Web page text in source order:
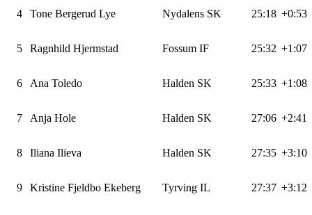
4 Tone Bergerud Lye Nydalens SK 25:18 +0:53
5 Ragnhild Hjermstad Fossum IF 25:32 +1:07
6 Ana Toledo Halden SK 25:33 +1:08
7 Anja Hole Halden SK 27:06 +2:41
8 Iliana Ilieva Halden SK 27:35 +3:10
9 Kristine Fjeldbo Ekeberg Tyrving IL 27:37 +3:12